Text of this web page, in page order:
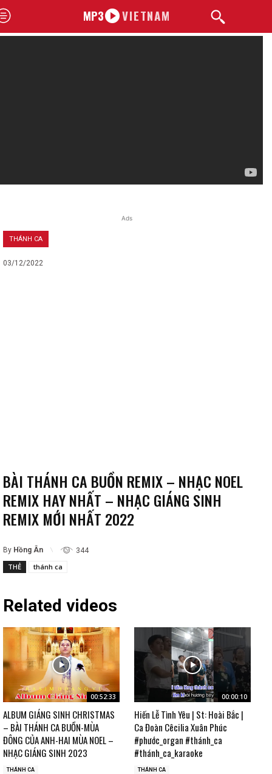
MP3 VIETNAM
Ads
THÁNH CA
03/12/2022
BÀI THÁNH CA BUỒN REMIX – NHẠC NOEL
REMIX HAY NHẤT – NHẠC GIÁNG SINH
REMIX MỚI NHẤT 2022
By Hồng Ân 344
THẺ thánh ca
Related videos
00:52:33
ALBUM GIÁNG SINH CHRISTMAS
– BÀI THÁNH CA BUỒN-MÙA
ĐÔNG CỦA ANH-HAI MÙA NOEL –
NHẠC GIÁNG SINH 2023
THÁNH CA
00:00:10
Hiến Lễ Tình Yêu | St: Hoài Bắc |
Ca Đoàn Cêcilia Xuân Phúc
#phước_organ #thánh_ca
#thánh_ca_karaoke
THÁNH CA